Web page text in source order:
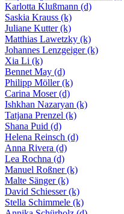
Karlotta Klußmann (d)
Saskia Krauss (k)
Juliane Kutter(k)
Matthias Lawetzky (k)
Johannes Lenzgeiger(k)
Xia Li (k)
Bennet May (d)
Philipp Möller(k)
Carina Moser(d)
Ishkhan Nazaryan (k)
Tatjana Prenzel (k)
Shana Puid (d)
Helena Reinsch (d)
Anna Rivera (d)
Lea Rochna (d)
Manuel Roßner(k)
Malte Sänger(k)
David Schiesser(k)
Stella Schimmele (k)